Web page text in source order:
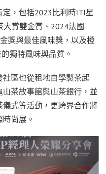
，包括2023比利時ITI星
賞雙金賞、2024法國
獎與最佳風味獎，以及橙
獨特風味與品質。
區也從租地自學製茶起
茶故事館與山茶銀行，並
式等活動，更跨界合作將
尚展。